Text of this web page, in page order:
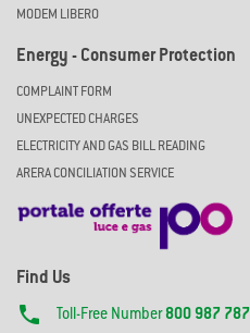
MODEM LIBERO
Energy - Consumer Protection
COMPLAINT FORM
UNEXPECTED CHARGES
ELECTRICITY AND GAS BILL READING
ARERA CONCILIATION SERVICE
Find Us
 Toll-Free Number800 987 787